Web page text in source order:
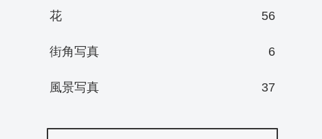
花 56
街角写真 6
風景写真 37